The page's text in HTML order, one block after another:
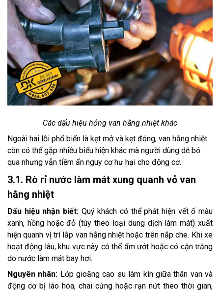
Các dấu hiệu hỏng van hằng nhiệt khác
Ngoài hai lỗi phổ biến là kẹt mở và kẹt đóng, van hằng nhiệt
còn có thể gặp nhiều biểu hiện khác mà người dùng dễ bỏ
qua nhưng vẫn tiềm ẩn nguy cơ hư hại cho động cơ.
3.1. Rò rỉ nước làm mát xung quanh vỏ van
hằng nhiệt
Dấu hiệu nhận biết: Quý khách có thể phát hiện vết ố màu
xanh, hồng hoặc đỏ (tùy theo loại dung dịch làm mát) xuất
hiện quanh vị trí lắp van hằng nhiệt hoặc trên nắp che. Khi xe
hoạt động lâu, khu vực này có thể ẩm ướt hoặc có cặn trắng
do nước làm mát bay hơi.
Nguyên nhân: Lớp gioăng cao su làm kín giữa thân van và
động cơ bị lão hóa, chai cứng hoặc rạn nứt theo thời gian,